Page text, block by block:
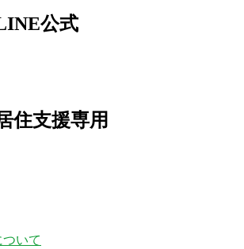
日
30
公式
住支援専用
いて